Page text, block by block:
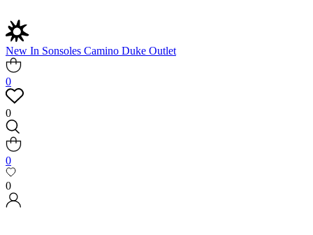
New In Sonsoles Camino Duke Outlet
0
0
0
0